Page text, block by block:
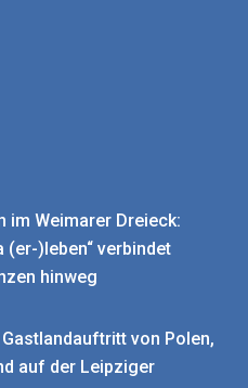
im Weimarer Dreieck:
(er-)leben“ verbindet
hinweg
von Polen,
auf der Leipziger